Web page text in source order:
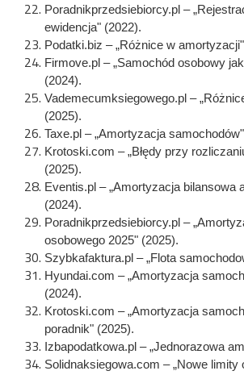
Poradnikprzedsiebiorcy.pl –
ewidencja" (2022).
Podatki.biz – „Różnice w
Firmove.pl – „Samochód osobowy
(2024).
Vademecumksiegowego.pl –
(2025).
Taxe.pl – „Amortyzacja
Krotoski.com – „Błędy przy
(2025).
Eventis.pl – „Amortyzacja bilansowa
(2024).
Poradnikprzedsiebiorcy.pl –
osobowego 2025" (2025).
Szybkafaktura.pl – „Flota
Hyundai.com – „Amortyzacja
(2024).
Krotoski.com – „Amortyzacja
poradnik" (2025).
Izbapodatkowa.pl – „Jednorazowa
Solidnaksiegowa.com – „Nowe limity